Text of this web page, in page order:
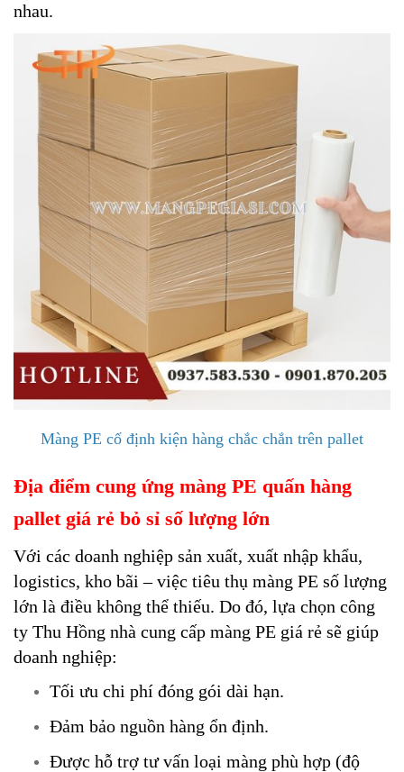
nhau.
Màng PE cố định kiện hàng chắc chắn trên pallet
Địa điểm cung ứng màng PE quấn hàng
pallet giá rẻ bỏ sỉ số lượng lớn
Với các doanh nghiệp sản xuất, xuất nhập khẩu,
logistics, kho bãi – việc tiêu thụ màng PE số lượng
lớn là điều không thể thiếu. Do đó, lựa chọn công
ty Thu Hồng nhà cung cấp màng PE giá rẻ sẽ giúp
doanh nghiệp:
Tối ưu chi phí đóng gói dài hạn.
Đảm bảo nguồn hàng ổn định.
Được hỗ trợ tư vấn loại màng phù hợp (độ